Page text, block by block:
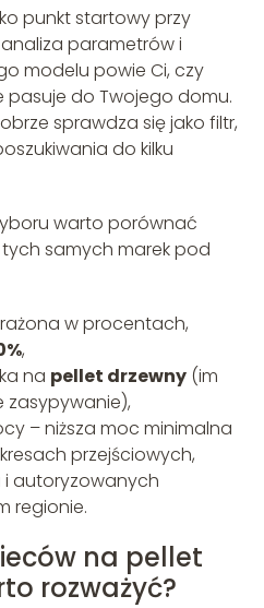
punkt startowy przy
parametrów i
modelu powie Ci, czy
pasuje do Twojego domu.
sprawdza się jako filtr,
do kilku
warto porównać
tych samych marek pod
w procentach,
,
na pellet drzewny(im
zasypywanie),
– niższa moc minimalna
przejściowych,
autoryzowanych
regionie.
na pellet
rozważyć?